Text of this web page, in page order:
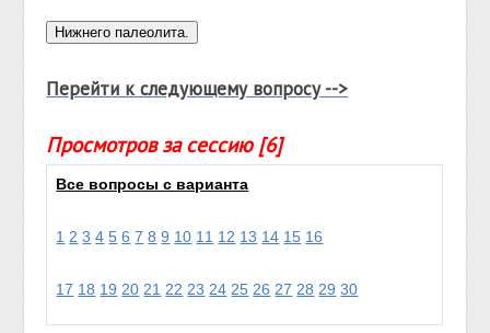
Перейти к следующему вопросу -->
Просмотров за сессию [6]
Все вопросы с варианта
1 2 3 4 5 6 7 8 9 10 11 12 13 14 15 16
17 18 19 20 21 22 23 24 25 26 27 28 29 30